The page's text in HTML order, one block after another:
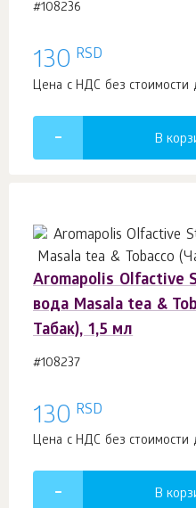
#108236
130 RSD
Цена с НДС без стоимости
В
Aromapolis Olfactive
вода Masala tea &
Табак), 1,5 мл
#108237
130 RSD
Цена с НДС без стоимости
В